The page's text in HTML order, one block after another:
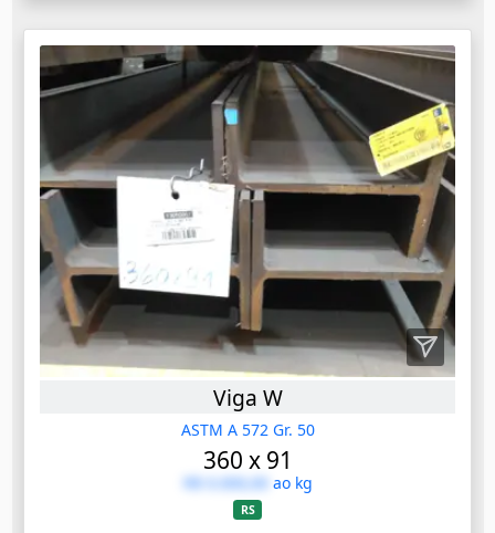
Viga W
ASTM A 572 Gr. 50
360 x 91
R$ 0.000,00 ao kg
RS